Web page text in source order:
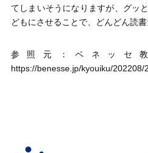
てしまいそうになりますが、グッ
どもにさせることで、どんどん読書
参照元：ベネッセ
https://benesse.jp/kyouiku/202208/